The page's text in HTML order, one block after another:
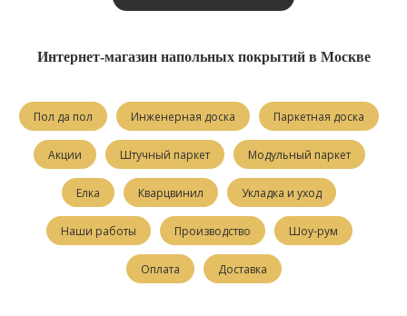
Интернет-магазин напольных покрытий в Москве
Пол да пол Инженерная доска Паркетная доска
Акции Штучный паркет Модульный паркет
Елка Кварцвинил Укладка и уход
Наши работы Производство Шоу-рум
Оплата Доставка